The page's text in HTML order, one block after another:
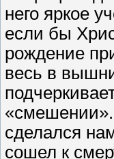
него яркое
если бы
рождение
весь в
сделался
сошел к